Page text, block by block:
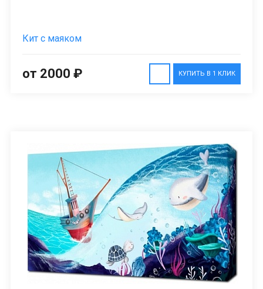
Кит с маяком
КУПИТЬ В 1 КЛИК
от 2000 ₽